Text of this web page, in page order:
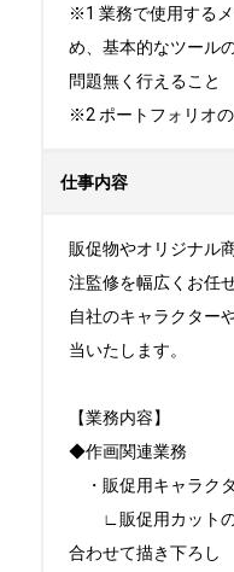
※1 業務で使用する
め、基本的なツール
問題無く行えること
※2 ポートフォリオ
仕事内容
販促物やオリジナル
注監修を幅広くお任
自社のキャラクター
当いたします。
【業務内容】
◆作画関連業務
・販促用キャラク
∟販促用カットの
合わせて描き下ろし